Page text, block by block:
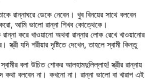
রান্নাঘরে ডেকে নেবেন। খুব বিনয়ের সাথে বলবেন
আমি ভালো রান্না শিখব কোত্থেকে।
করে খাওয়ানো অথবা রান্নার লোক রেখে খাওয়ানোর
স্ত্রী যদি শরীয়ার দৃষ্টিতে দেখেন, তাহলে স্বামী কিন্তু
বলা উচিত শোকর আলহামদুলিল্লাহ! স্ত্রীর রান্নায়
কথা বলবেন না। কখনো না। রান্না ভালো বা খারাপ এই